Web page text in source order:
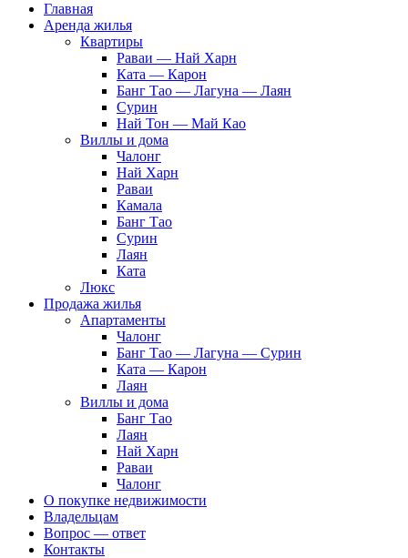
Главная
Аренда жилья
Квартиры
Раваи — Най Харн
Ката — Карон
Банг Тао — Лагуна — Лаян
Сурин
Най Тон — Май Као
Виллы и дома
Чалонг
Най Харн
Раваи
Камала
Банг Тао
Сурин
Лаян
Ката
Люкс
Продажа жилья
Апартаменты
Чалонг
Банг Тао — Лагуна — Сурин
Ката — Карон
Лаян
Виллы и дома
Банг Тао
Лаян
Най Харн
Раваи
Чалонг
О покупке недвижимости
Владельцам
Вопрос — ответ
Контакты